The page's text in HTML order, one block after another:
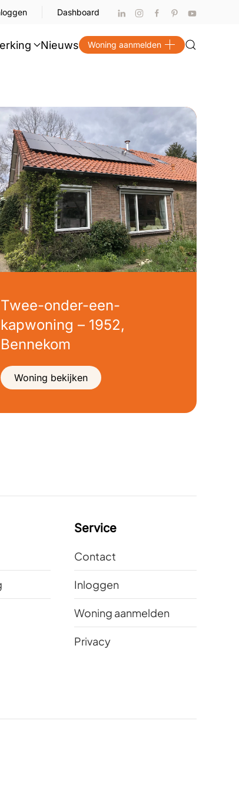
Dashboard
Nieuws Woning aanmelden
Twee-onder-een-
kapwoning – 1952,
Bennekom
Woning bekijken
Service
Contact
Inloggen
Woning aanmelden
Privacy